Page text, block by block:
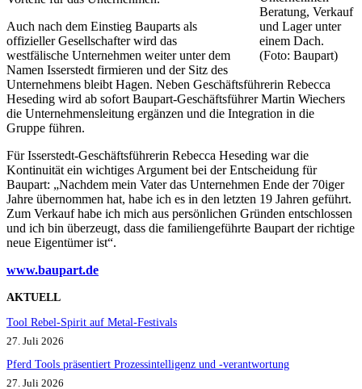
Beratung, Verkauf
und Lager unter
einem Dach.
(Foto: Baupart)
Auch nach dem Einstieg Bauparts als
offizieller Gesellschafter wird das
westfälische Unternehmen weiter unter dem
Namen Isserstedt firmieren und der Sitz des
Unternehmens bleibt Hagen. Neben Geschäftsführerin Rebecca
Heseding wird ab sofort Baupart-Geschäftsführer Martin Wiechers
die Unternehmensleitung ergänzen und die Integration in die
Gruppe führen.
Für Isserstedt-Geschäftsführerin Rebecca Heseding war die
Kontinuität ein wichtiges Argument bei der Entscheidung für
Baupart: „Nachdem mein Vater das Unternehmen Ende der 70iger
Jahre übernommen hat, habe ich es in den letzten 19 Jahren geführt.
Zum Verkauf habe ich mich aus persönlichen Gründen entschlossen
und ich bin überzeugt, dass die familiengeführte Baupart der richtige
neue Eigentümer ist“.
www.baupart.de
AKTUELL
Tool Rebel-Spirit auf Metal-Festivals
27. Juli 2026
Pferd Tools präsentiert Prozessintelligenz und -verantwortung
27. Juli 2026